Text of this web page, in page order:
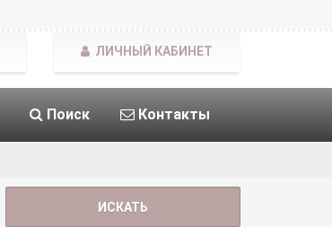
Поиск Контакты
ЛИЧНЫЙ КАБИНЕТ